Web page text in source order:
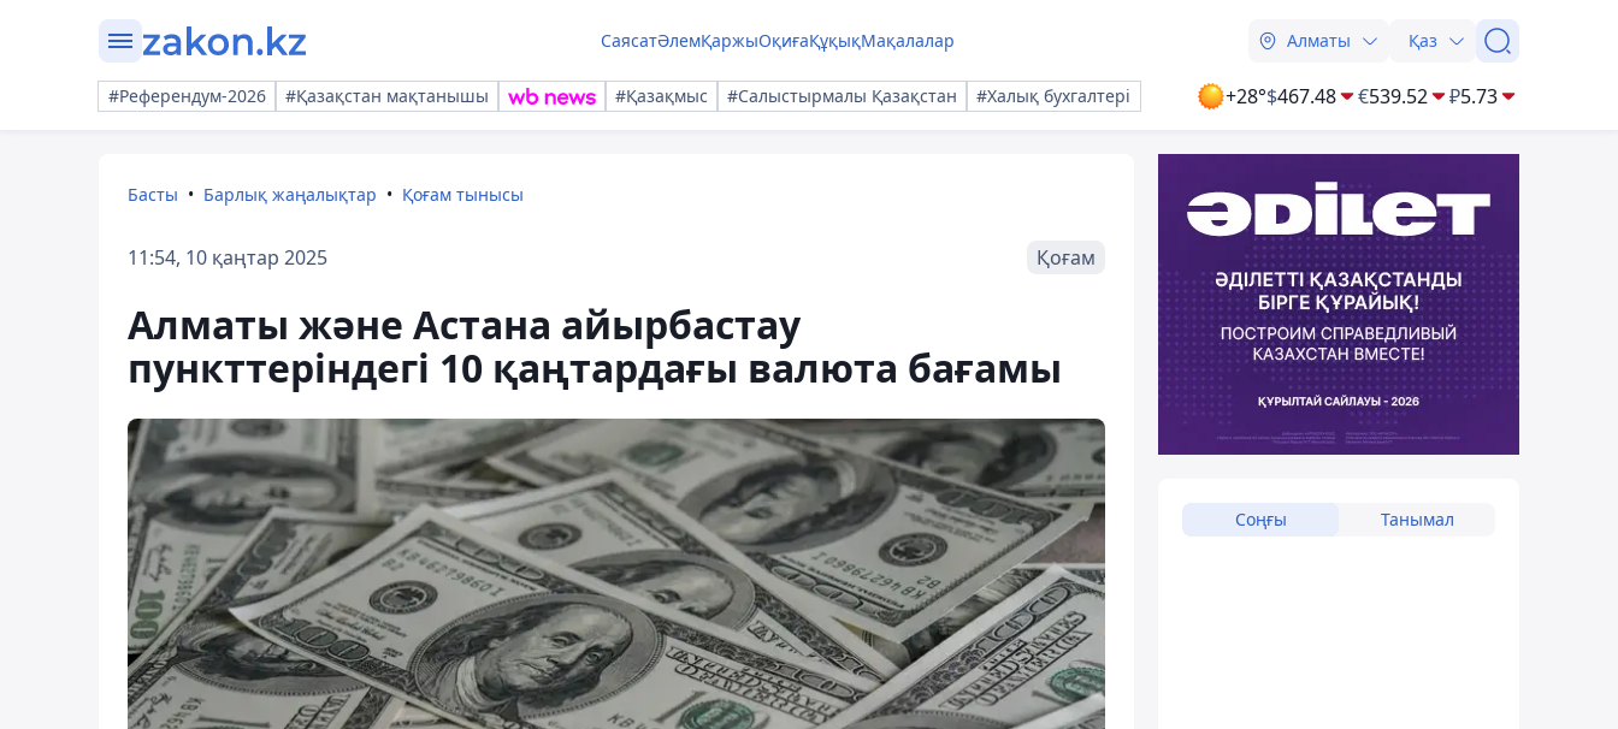
СаясатӘлемҚаржыОқиғаҚұқықМақалалар Алматы Қаз
#Референдум-2026 #Қазақстан мақтанышы #Қазақмыс #Салыстырмалы Қазақстан #Халық бухгалтері +28°$467.48 €539.52 ₽5.73
Басты Барлық жаңалықтар Қоғам тынысы
11:54, 10 қаңтар 2025 Қоғам
Алматы және Астана айырбастау
пункттеріндегі 10 қаңтардағы валюта бағамы
Соңғы Танымал